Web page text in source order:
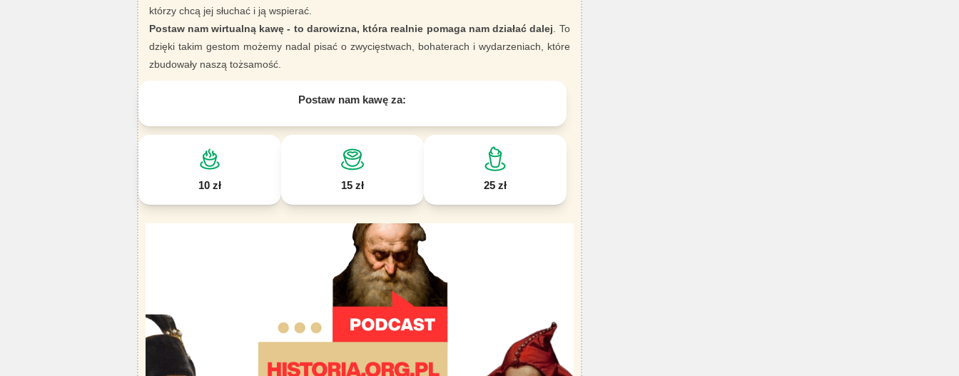
którzy chcą jej słuchać i ją wspierać.
Postaw nam wirtualną kawę - to darowizna, która realnie pomaga nam działać dalej . To
dzięki takim gestom możemy nadal pisać o zwycięstwach, bohaterach i wydarzeniach, które
zbudowały naszą tożsamość.
Postaw nam kawę za:
10 zł 15 zł 25 zł